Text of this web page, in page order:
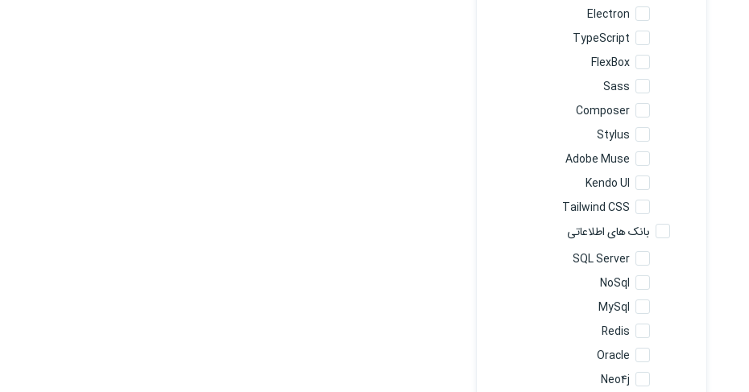
Electron
TypeScript
FlexBox
Sass
Composer
Stylus
Adobe Muse
Kendo UI
Tailwind CSS
بانک های اطلاعاتی
SQL Server
NoSql
MySql
Redis
Oracle
Neo4j